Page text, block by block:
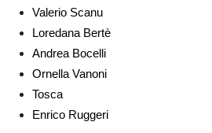
Valerio Scanu
Loredana Bertè
Andrea Bocelli
Ornella Vanoni
Tosca
Enrico Ruggeri